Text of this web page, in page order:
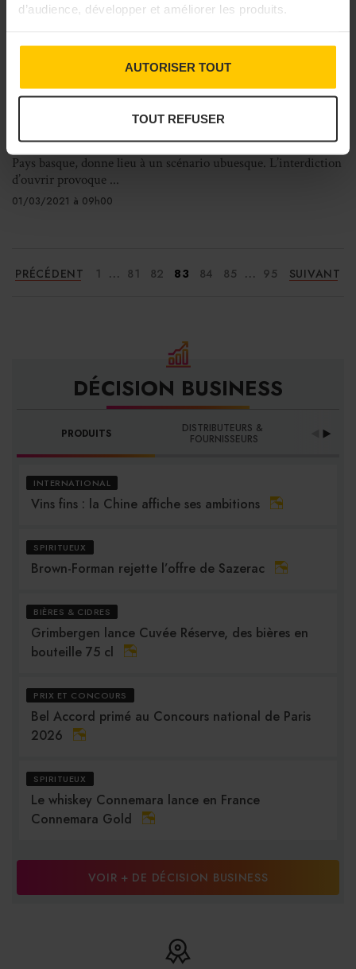
d’audience, développer et améliorer les produits.
AUTORISER TOUT
TOUT REFUSER
Covid-19 : la fermeture des restaurants
français profite aux espagnols
l’Espagne, le col d’Ibardin, point de passage de la frontière au
Pays basque, donne lieu à un scénario ubuesque. L’interdiction
d’ouvrir provoque ...
01/03/2021 à 09h00
PRÉCÉDENT 1 ... 81 82 83 84 85 ... 95 SUIVANT
DÉCISION BUSINESS
PRODUITS DISTRIBUTEURS &
FOURNISSEURS
INTERNATIONAL
Vins fins : la Chine affiche ses ambitions
SPIRITUEUX
Brown-Forman rejette l’offre de Sazerac
BIÈRES & CIDRES
Grimbergen lance Cuvée Réserve, des bières en
bouteille 75 cl
PRIX ET CONCOURS
Bel Accord primé au Concours national de Paris
2026
SPIRITUEUX
Le whiskey Connemara lance en France
Connemara Gold
VOIR + DE DÉCISION BUSINESS